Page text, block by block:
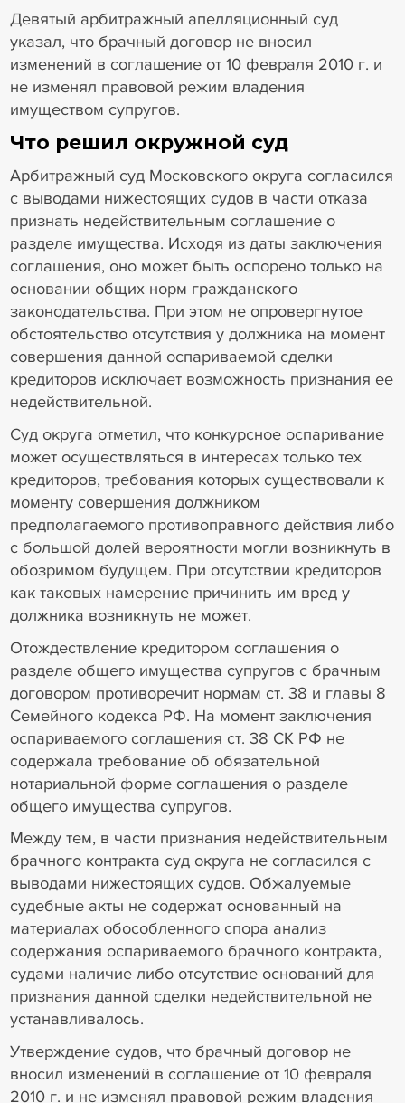
Девятый арбитражный апелляционный суд
указал, что брачный договор не вносил
изменений в соглашение от 10 февраля 2010 г. и
не изменял правовой режим владения
имуществом супругов.
Что решил окружной суд
Арбитражный суд Московского округа согласился
с выводами нижестоящих судов в части отказа
признать недействительным соглашение о
разделе имущества. Исходя из даты заключения
соглашения, оно может быть оспорено только на
основании общих норм гражданского
законодательства. При этом не опровергнутое
обстоятельство отсутствия у должника на момент
совершения данной оспариваемой сделки
кредиторов исключает возможность признания ее
недействительной.
Суд округа отметил, что конкурсное оспаривание
может осуществляться в интересах только тех
кредиторов, требования которых существовали к
моменту совершения должником
предполагаемого противоправного действия либо
с большой долей вероятности могли возникнуть в
обозримом будущем. При отсутствии кредиторов
как таковых намерение причинить им вред у
должника возникнуть не может.
Отождествление кредитором соглашения о
разделе общего имущества супругов с брачным
договором противоречит нормам ст. 38 и главы 8
Семейного кодекса РФ. На момент заключения
оспариваемого соглашения ст. 38 СК РФ не
содержала требование об обязательной
нотариальной форме соглашения о разделе
общего имущества супругов.
Между тем, в части признания недействительным
брачного контракта суд округа не согласился с
выводами нижестоящих судов. Обжалуемые
судебные акты не содержат основанный на
материалах обособленного спора анализ
содержания оспариваемого брачного контракта,
судами наличие либо отсутствие оснований для
признания данной сделки недействительной не
устанавливалось.
Утверждение судов, что брачный договор не
вносил изменений в соглашение от 10 февраля
2010 г. и не изменял правовой режим владения